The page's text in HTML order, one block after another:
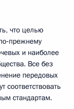
что целью
и наиболее
Все без
передовых
соответствовать
стандартам.